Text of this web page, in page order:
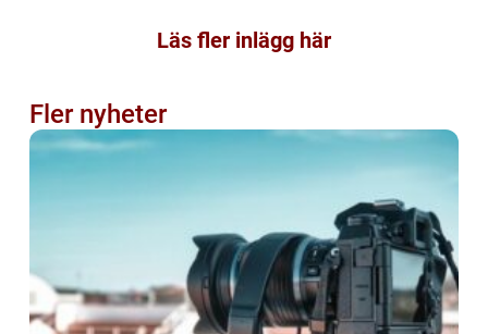
Läs fler inlägg här
Fler nyheter